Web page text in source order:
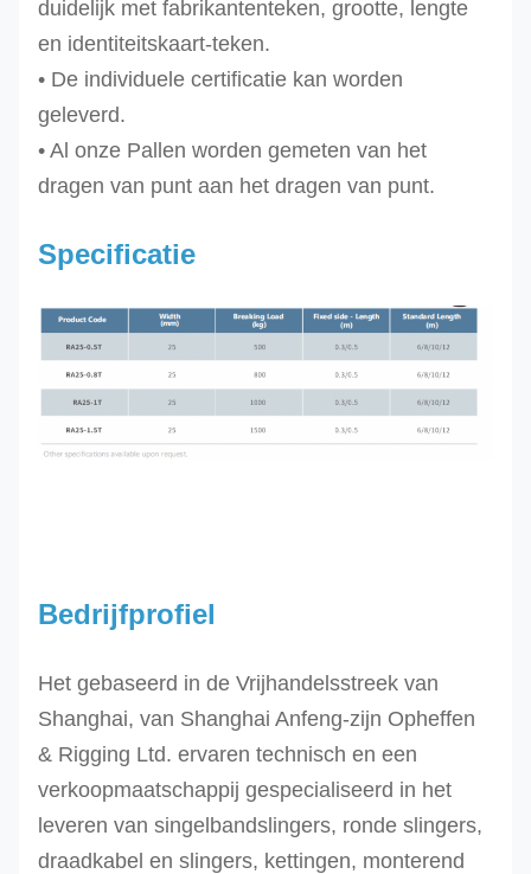
duidelijk met fabrikantenteken, grootte, lengte
en identiteitskaart-teken.
• De individuele certificatie kan worden
geleverd.
• Al onze Pallen worden gemeten van het
dragen van punt aan het dragen van punt.
Specificatie
Bedrijfprofiel
Het gebaseerd in de Vrijhandelsstreek van
Shanghai, van Shanghai Anfeng-zijn Opheffen
& Rigging Ltd. ervaren technisch en een
verkoopmaatschappij gespecialiseerd in het
leveren van singelbandslingers, ronde slingers,
draadkabel en slingers, kettingen, monterend